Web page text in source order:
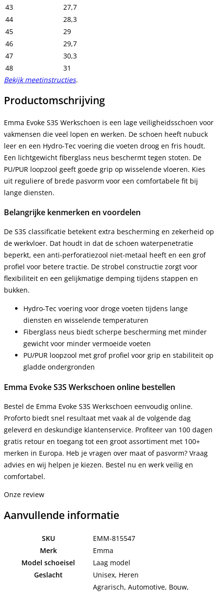
43
27,7
44
28,3
45
29
46
29,7
47
30,3
48
31
Bekijk meetinstructies.
Productomschrijving
Emma Evoke S3S Werkschoen is een lage veiligheidsschoen voor
vakmensen die veel lopen en werken. De schoen heeft nubuck
leer en een Hydro-Tec voering die voeten droog en fris houdt.
Een lichtgewicht fiberglass neus beschermt tegen stoten. De
PU/PUR loopzool geeft goede grip op wisselende vloeren. Kies
uit reguliere of brede pasvorm voor een comfortabele fit bij
lange diensten.
Belangrijke kenmerken en voordelen
De S3S classificatie betekent extra bescherming en zekerheid op
de werkvloer. Dat houdt in dat de schoen waterpenetratie
beperkt, een anti-perforatiezool niet-metaal heeft en een grof
profiel voor betere tractie. De strobel constructie zorgt voor
flexibiliteit en een gelijkmatige demping tijdens stappen en
bukken.
Hydro-Tec voering voor droge voeten tijdens lange
diensten en wisselende temperaturen
Fiberglass neus biedt scherpe bescherming met minder
gewicht voor minder vermoeide voeten
PU/PUR loopzool met grof profiel voor grip en stabiliteit op
gladde ondergronden
Emma Evoke S3S Werkschoen online bestellen
Bestel de Emma Evoke S3S Werkschoen eenvoudig online.
Proforto biedt snel resultaat met vaak al de volgende dag
geleverd en deskundige klantenservice. Profiteer van 100 dagen
gratis retour en toegang tot een groot assortiment met 100+
merken in Europa. Heb je vragen over maat of pasvorm? Vraag
advies en wij helpen je kiezen. Bestel nu en werk veilig en
comfortabel.
Onze review
Aanvullende informatie
SKU
EMM-815547
Merk
Emma
Model schoeisel
Laag model
Geslacht
Unisex, Heren
Agrarisch, Automotive, Bouw,